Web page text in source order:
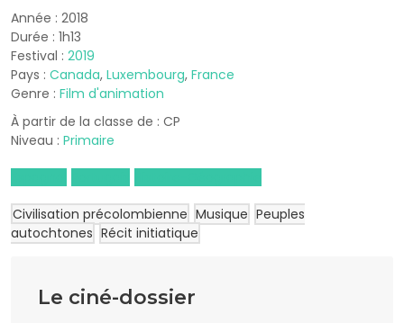
Année : 2018
Durée : 1h13
Festival : 2019
Pays : Canada, Luxembourg, France
Genre : Film d'animation
À partir de la classe de : CP
Niveau : Primaire
Civilisation précolombienne Musique Peuples
autochtones Récit initiatique
Le ciné-dossier